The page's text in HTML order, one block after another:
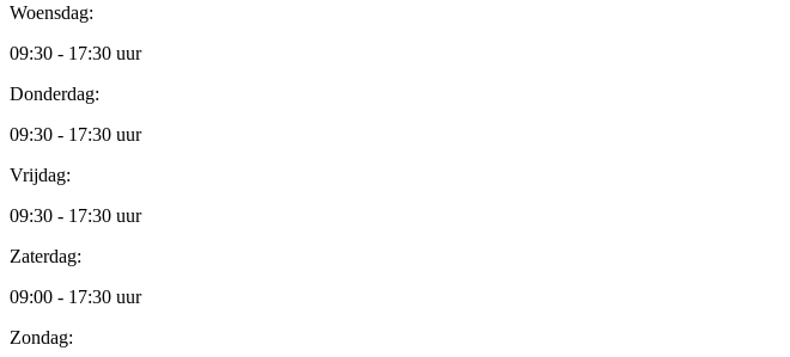
Woensdag:
09:30 - 17:30 uur
Donderdag:
09:30 - 17:30 uur
Vrijdag:
09:30 - 17:30 uur
Zaterdag:
09:00 - 17:30 uur
Zondag: